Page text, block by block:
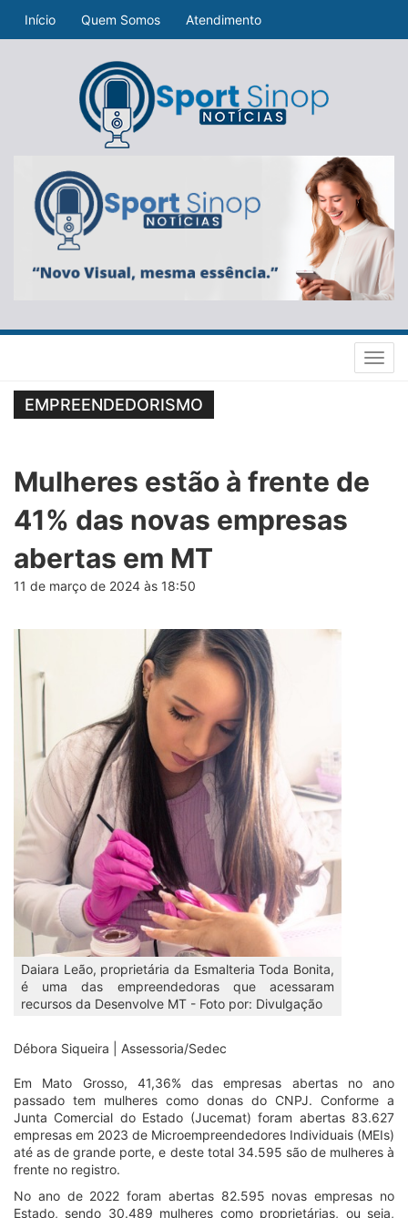
Início Quem Somos Atendimento
EMPREENDEDORISMO
Mulheres estão à frente de
41% das novas empresas
abertas em MT
11 de março de 2024 às 18:50
Daiara Leão, proprietária da Esmalteria Toda Bonita,
é uma das empreendedoras que acessaram
recursos da Desenvolve MT - Foto por: Divulgação
Débora Siqueira | Assessoria/Sedec
Em Mato Grosso, 41,36% das empresas abertas no ano
passado tem mulheres como donas do CNPJ. Conforme a
Junta Comercial do Estado (Jucemat) foram abertas 83.627
empresas em 2023 de Microempreendedores Individuais (MEIs)
até as de grande porte, e deste total 34.595 são de mulheres à
frente no registro.
No ano de 2022 foram abertas 82.595 novas empresas no
Estado, sendo 30.489 mulheres como proprietárias, ou seja,